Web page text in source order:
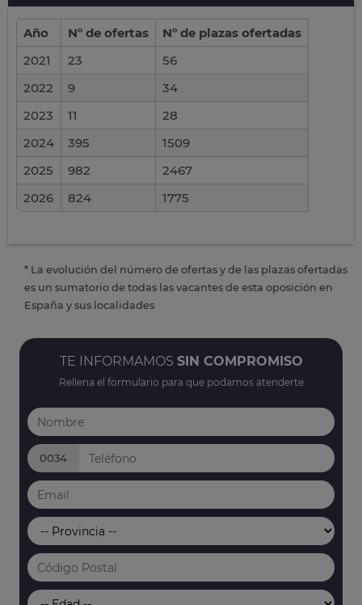
Año Nº de ofertas
Nº de plazas ofertadas
2021
23
56
2022
9
34
2023
11
28
2024
395
1509
2025
982
2467
2026
824 1775
* La evolución del número de ofertas y de las plazas ofertadas
es un sumatorio de todas las vacantes de esta oposición en
España y sus localidades
TE INFORMAMOS SIN COMPROMISO
Rellena el formulario para que podamos atenderte
0034